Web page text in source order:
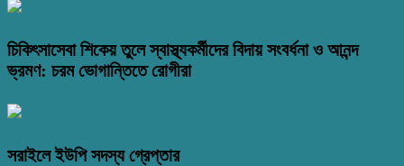
চিকিৎসাসেবা শিকেয় তুলে স্বাস্থ্যকর্মীদের বিদায় সংবর্ধনা ও আনন্দ
ভ্রমণ: চরম ভোগান্তিতে রোগীরা
সরাইলে ইউপি সদস্য গ্রেপ্তার